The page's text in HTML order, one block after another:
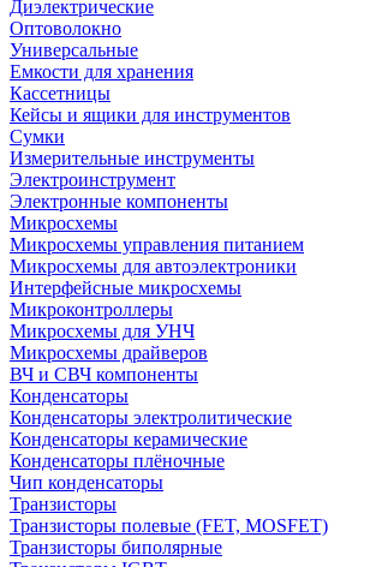
Диэлектрические
Оптоволокно
Универсальные
Емкости для хранения
Кассетницы
Кейсы и ящики для инструментов
Сумки
Измерительные инструменты
Электроинструмент
Электронные компоненты
Микросхемы
Микросхемы управления питанием
Микросхемы для автоэлектроники
Интерфейсные микросхемы
Микроконтроллеры
Микросхемы для УНЧ
Микросхемы драйверов
ВЧ и СВЧ компоненты
Конденсаторы
Конденсаторы электролитические
Конденсаторы керамические
Конденсаторы плёночные
Чип конденсаторы
Транзисторы
Транзисторы полевые (FET, MOSFET)
Транзисторы биполярные